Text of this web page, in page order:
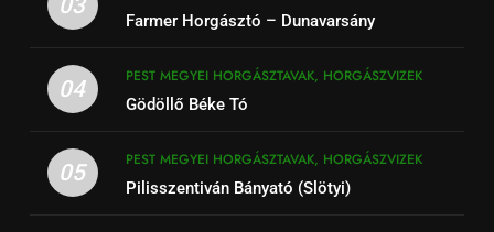
03
Farmer Horgásztó – Dunavarsány
04
PEST MEGYEI HORGÁSZTAVAK, HORGÁSZVIZEK
Gödöllő Béke Tó
05
PEST MEGYEI HORGÁSZTAVAK, HORGÁSZVIZEK
Pilisszentiván Bányató (Slötyi)